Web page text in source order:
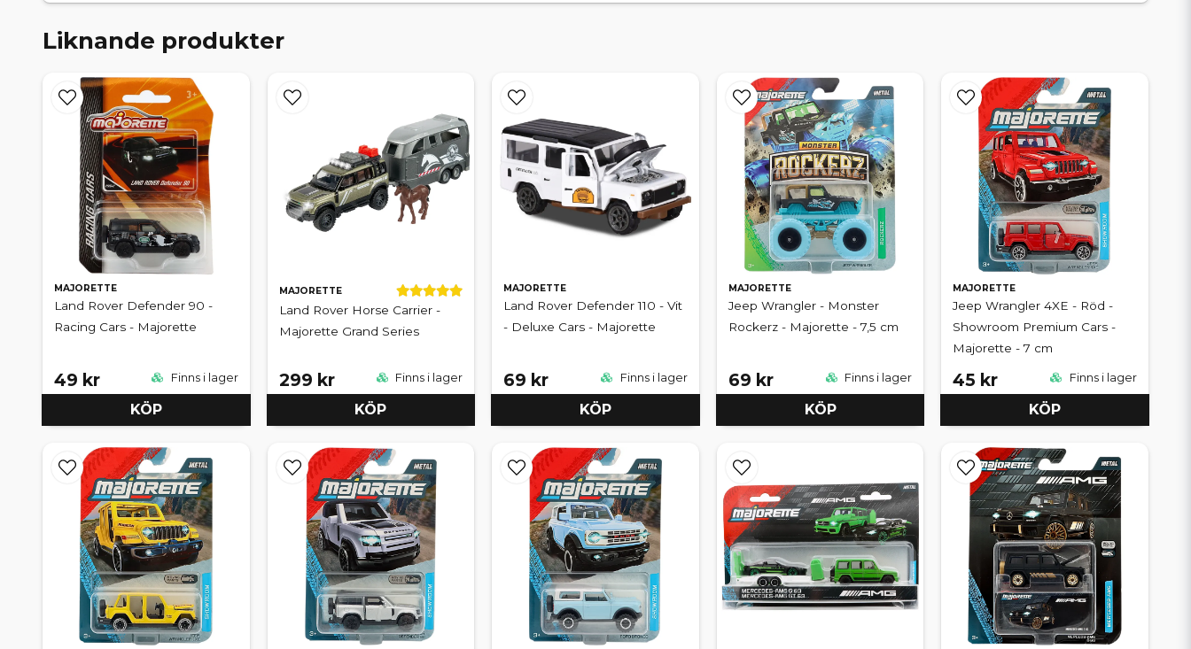
Liknande produkter
MAJORETTE
Land Rover Defender 90 -
Racing Cars - Majorette
49 kr Finns i lager
KÖP
MAJORETTE
Land Rover Horse Carrier -
Majorette Grand Series
299 kr Finns i lager
KÖP
MAJORETTE
Land Rover Defender 110 - Vit
- Deluxe Cars - Majorette
69 kr Finns i lager
KÖP
MAJORETTE
Jeep Wrangler - Monster
Rockerz - Majorette - 7,5 cm
69 kr Finns i lager
KÖP
MAJORETTE
Jeep Wrangler 4XE - Röd -
Showroom Premium Cars -
Majorette - 7 cm
45 kr Finns i lager
KÖP